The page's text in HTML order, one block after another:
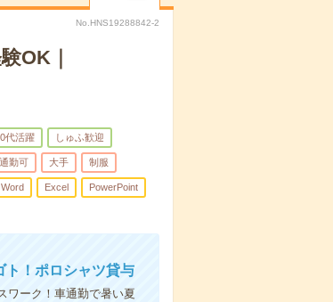
No.HNS19288842-2
OK｜
代活躍 しゅふ歓迎
勤可 大手 制服
Word Excel PowerPoint
ト！ポロシャツ貸与
ワーク！車通勤で暑い夏